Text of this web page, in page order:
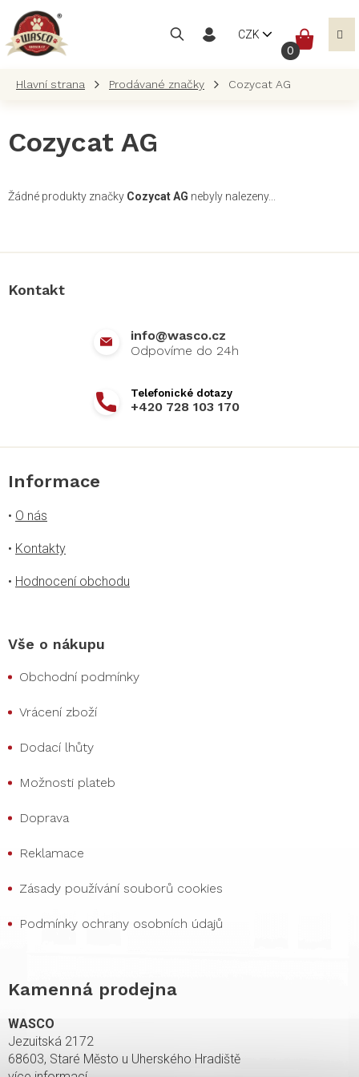
obsah
CZK
Prodávané značky Cozycat AG
Cozycat AG
Žádné produkty značky Cozycat AG nebyly nalezeny...
Kontakt
info@wasco.cz
+420 728 103 170
Informace
• O nás
• Kontakty
• Hodnocení obchodu
Vše o nákupu
Obchodní podmínky
Vrácení zboží
Dodací lhůty
Možnosti plateb
Doprava
Reklamace
Zásady používání souborů cookies
Podmínky ochrany osobních údajů
Kamenná prodejna
WASCO
Jezuitská 2172
68603, Staré Město u Uherského Hradiště